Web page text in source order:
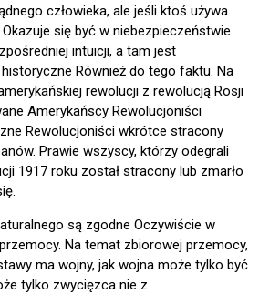
człowieka, ale jeśli ktoś używa
się być w niebezpieczeństwie.
intuicji, a tam jest
Również do tego faktu. Na
rewolucji z rewolucją Rosji
Amerykańscy Rewolucjoniści
Rewolucjoniści wkrótce stracony
Prawie wszyscy, którzy odegrali
1917 roku został stracony lub zmarło
są zgodne Oczywiście w
Na temat zbiorowej przemocy,
ma wojny, jak wojna może tylko być
tylko zwycięzca nie z